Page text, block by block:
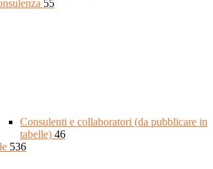
55
Consulenti e collaboratori (da pubblicare in
tabelle) 46
536